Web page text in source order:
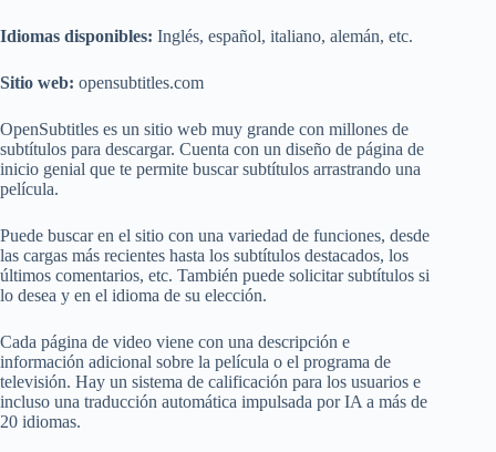
Idiomas disponibles: Inglés, español, italiano, alemán, etc.
Sitio web: opensubtitles.com
OpenSubtitles es un sitio web muy grande con millones de
subtítulos para descargar. Cuenta con un diseño de página de
inicio genial que te permite buscar subtítulos arrastrando una
película.
Puede buscar en el sitio con una variedad de funciones, desde
las cargas más recientes hasta los subtítulos destacados, los
últimos comentarios, etc. También puede solicitar subtítulos si
lo desea y en el idioma de su elección.
Cada página de video viene con una descripción e
información adicional sobre la película o el programa de
televisión. Hay un sistema de calificación para los usuarios e
incluso una traducción automática impulsada por IA a más de
20 idiomas.